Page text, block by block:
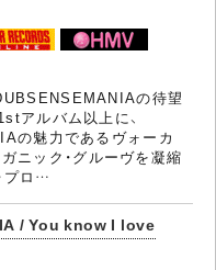
の待望
アルバム以上に、
の魅力であるヴォーカ
ニック・グルーヴを凝縮
プロ…
/ You know I love